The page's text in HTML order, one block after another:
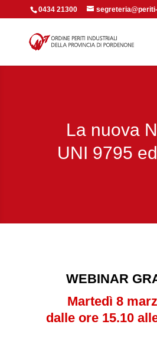
0434 21300
La nuova
UNI 9795
WEBINAR
Martedì 8
dalle ore 15.10